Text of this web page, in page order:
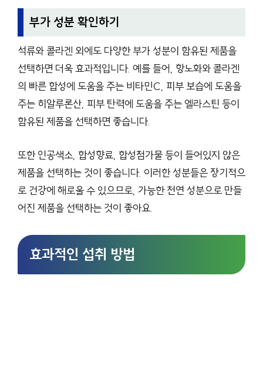
부가 성분 확인하기
석류와 콜라겐 외에도 다양한 부가 성분이 함유된 제품을
선택하면 더욱 효과적입니다. 예를 들어, 항노화와 콜라겐
의 빠른 합성에 도움을 주는 비타민C, 피부 보습에 도움을
주는 히알루론산, 피부 탄력에 도움을 주는 엘라스틴 등이
함유된 제품을 선택하면 좋습니다.
또한 인공색소, 합성향료, 합성첨가물 등이 들어있지 않은
제품을 선택하는 것이 좋습니다. 이러한 성분들은 장기적으
로 건강에 해로울 수 있으므로, 가능한 천연 성분으로 만들
어진 제품을 선택하는 것이 좋아요.
효과적인 섭취 방법